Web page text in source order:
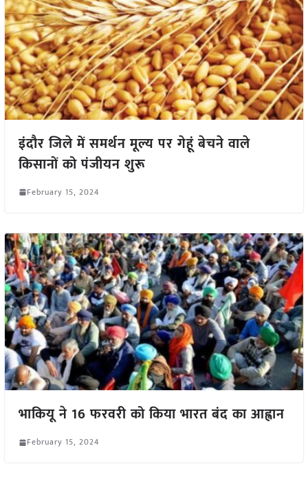
इंदौर जिले में समर्थन मूल्य पर गेहूं बेचने वाले
किसानों को पंजीयन शुरू
February 15, 2024
भाकियू ने 16 फरवरी को किया भारत बंद का आह्वान
February 15, 2024